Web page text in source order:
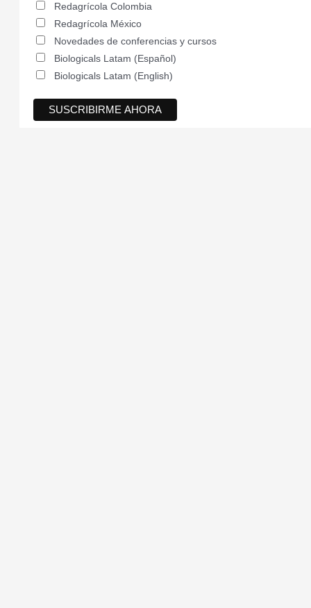
Redagrícola Colombia
Redagrícola México
Novedades de conferencias y cursos
Biologicals Latam (Español)
Biologicals Latam (English)